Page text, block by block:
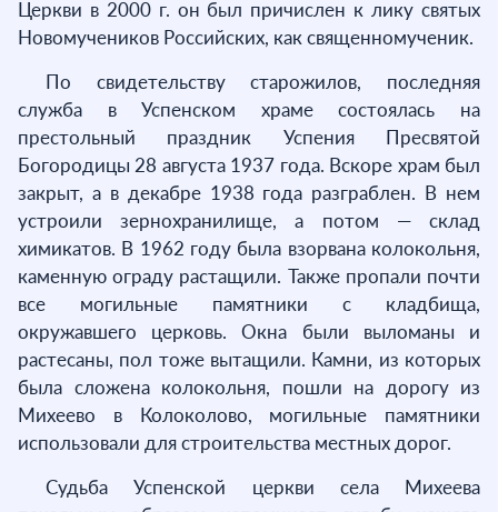
Церкви в 2000 г. он был причислен к лику святых
Новомучеников Российских, как священномученик.
По свидетельству старожилов, последняя
служба в Успенском храме состоялась на
престольный праздник Успения Пресвятой
Богородицы 28 августа 1937 года. Вскоре храм был
закрыт, а в декабре 1938 года разграблен. В нем
устроили зернохранилище, а потом — склад
химикатов. В 1962 году была взорвана колокольня,
каменную ограду растащили. Также пропали почти
все могильные памятники с кладбища,
окружавшего церковь. Окна были выломаны и
растесаны, пол тоже вытащили. Камни, из которых
была сложена колокольня, пошли на дорогу из
Михеево в Колоколово, могильные памятники
использовали для строительства местных дорог.
Судьба Успенской церкви села Михеева